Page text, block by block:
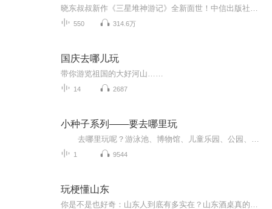
550 314.6万
国庆去哪儿玩
带你游览祖国的大好河山……
14 2687
小种子系列——要去哪里玩
1 9544
玩梗懂山东